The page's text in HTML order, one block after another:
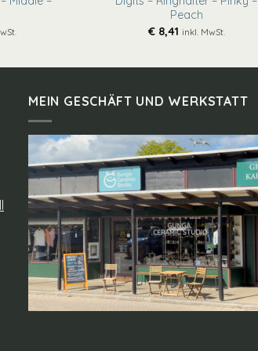
Peach
€8,41 inkl. MwSt.
MEIN GESCHÄFT UND WERKSTATT